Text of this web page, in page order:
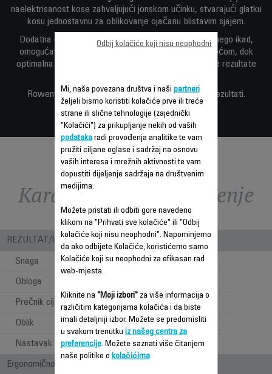
naelektrisanost kose zahvaljujući jonskom učinku, stvarajući glatku
kosu jednostavnu za oblikovanje ojačanu blistavim sjajem.
Dodatna oprema u vidu rukavice čini uvijanje lakšim nego ikad,
omogućavajući vam postizanje stila s potpunom lakoćom, dok
optimalna temperatura od 180 ° C osigurava savršene rezultate
Rowenta Curls Forever: prekrasni stil i dugotrajni rezultati.
Karakteristike - Poređenje
REZULTAT/UPOTREBA
Snaga 25
Obloga
Prečnik cijevi 10 mm
Oblik Ostalo
Nastavak 1: Rukavica
Ergonomičnost / Udobnost pri upotrebi
Mi, naša povezana društva i naši partneri
željeli bismo koristiti kolačiće prve ili treće
strane ili slične tehnologije (zajednički
"Kolačići") za prikupljanje nekih od vaših
podatakaradi provođenja analitike te vam
pružiti ciljane oglase i sadržaj na osnovu
vaših interesa i mrežnih aktivnosti te vam
dopustiti dijeljenje sadržaja na društvenim
medijima.
Možete pristati ili odbiti gore navedeno
klikom na "Prihvati sve kolačiće" ili "Odbij
kolačiće koji nisu neophodni". Napominjemo
da ako odbijete Kolačiće, koristićemo samo
Kolačiće koji su neophodni za efikasan rad
web-mjesta.
Kliknite na "Moji izbori"za više informacija o
različitim kategorijama kolačića i da biste
imali detaljniji izbor. Možete se predomisliti
u svakom trenutku iz našeg centra za
preferencije. Možete saznati više čitanjem
naše politike o kolačićima.
Odbij kolačiće koji nisu neophodni